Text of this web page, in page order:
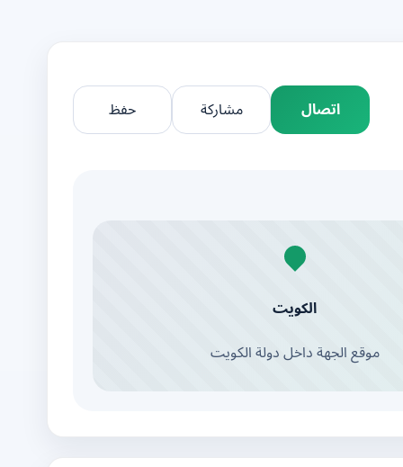
اتصال مشاركة حفظ
الكويت
موقع الجهة داخل دولة الكويت